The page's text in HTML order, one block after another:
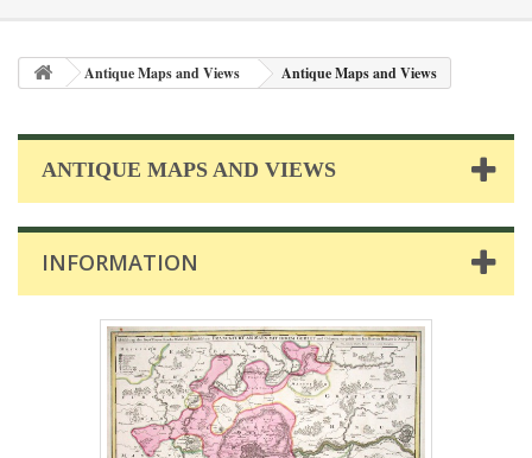
Antique Maps and Views Antique Maps and Views
ANTIQUE MAPS AND VIEWS
INFORMATION